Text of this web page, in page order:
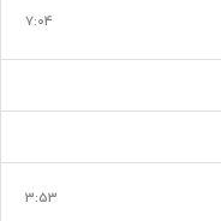
7:04
3:53